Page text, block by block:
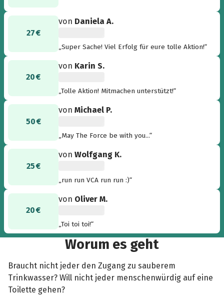
27 €
von Daniela A.
„Super Sache! Viel Erfolg für eure tolle Aktion!“
20 €
von Karin S.
„Tolle Aktion! Mitmachen unterstützt!“
50 €
vonMichael P.
„May The Force be with you...“
25 €
vonWolfgang K.
„run run VCA run run :)“
20 €
von Oliver M.
„Toi toi toi!“
Worum es geht
Braucht nicht jeder den Zugang zu sauberem
Trinkwasser? Will nicht jeder menschenwürdig auf eine
Toilette gehen?